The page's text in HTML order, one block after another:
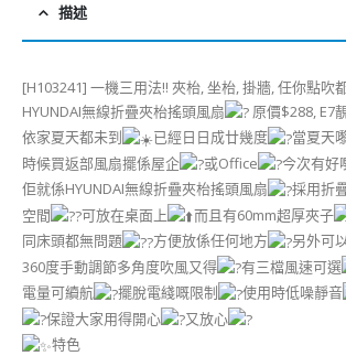
描述
[H103241] 一機三用法!! 夾枱, 坐枱, 掛牆, 任你點吹
HYUNDAI無線折疊夾枱搖頭風扇
原價$288, E7
依家夏天都未到
已經日日成廿幾度 當夏天
時候買返部風扇擺係屋企
或Office
今次有好
佢就係HYUNDAI無線折疊夾枱搖頭風扇
採用折
空間
可放在桌面上 而且有60mm超厚夾子
同床頭都無問題
方便放係任何地方
另外可
360度手動調節多角度吹風又得
有三檔風速可選
電量可續航
擺脫電綫嘅限制 使用時低噪靜音
保證大家用得開心
又放心
特色